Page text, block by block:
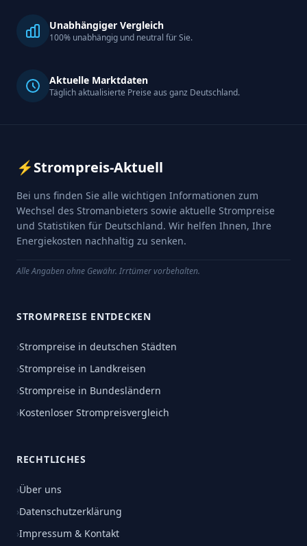
Unabhängiger Vergleich
100% unabhängig und neutral für Sie.
Aktuelle Marktdaten
Täglich aktualisierte Preise aus ganz Deutschland.
⚡Strompreis-Aktuell
Bei uns finden Sie alle wichtigen Informationen zum
Wechsel des Stromanbieters sowie aktuelle Strompreise
und Statistiken für Deutschland. Wir helfen Ihnen, Ihre
Energiekosten nachhaltig zu senken.
Alle Angaben ohne Gewähr. Irrtümer vorbehalten.
STROMPREISE ENTDECKEN
›Strompreise in deutschen Städten
›Strompreise in Landkreisen
›Strompreise in Bundesländern
›Kostenloser Strompreisvergleich
RECHTLICHES
›Über uns
›Datenschutzerklärung
›Impressum & Kontakt